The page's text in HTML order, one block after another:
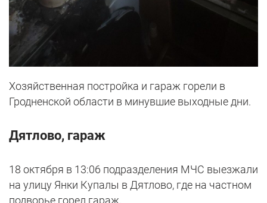
Хозяйственная постройка и гараж горели в
Гродненской области в минувшие выходные дни.
Дятлово, гараж
18 октября в 13:06 подразделения МЧС выезжали
на улицу Янки Купалы в Дятлово, где на частном
подворье горел гараж.